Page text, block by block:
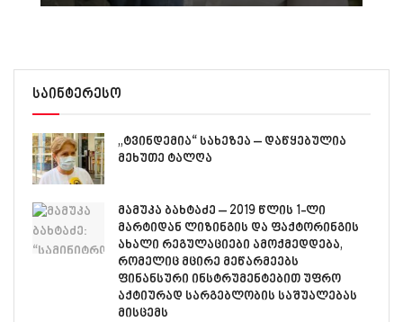
საინტერესო
„ტვინდემია“ სახეზეა – დაწყებულია
მეხუთე ტალღა
მამუკა ბახტაძე – 2019 წლის 1-ლი
მარტიდან ლიზინგის და ფაქტორინგის
ახალი რეგულაციები ამოქმედდება,
რომელიც მცირე მეწარმეებს
ფინანსური ინსტრუმენტებით უფრო
აქტიურად სარგებლობის საშუალებას
მისცემს